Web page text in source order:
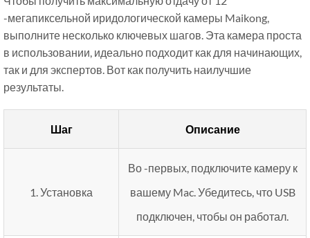
-мегапиксельной иридологической камеры Maikong,
выполните несколько ключевых шагов. Эта камера проста
в использовании, идеально подходит как для начинающих,
так и для экспертов. Вот как получить наилучшие
результаты.
Шаг Описание
1. Установка
Во -первых, подключите камеру к
вашему Mac. Убедитесь, что USB
подключен, чтобы он работал.